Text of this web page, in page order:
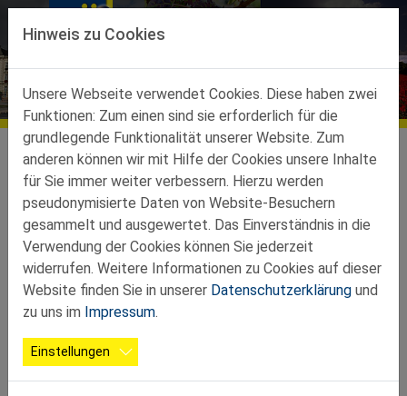
Direkt zur Hauptnavigation springen
Direkt zum Inhalt springen
Bildergalerien
Ortsgruppen
Ortsgruppen Teilbez. Poysdorf Poysbrunn Galerie
Keine Alben gefunden.
Hinweis zu Cookies
Unsere Webseite verwendet Cookies. Diese haben zwei
Funktionen: Zum einen sind sie erforderlich für die
grundlegende Funktionalität unserer Website. Zum
anderen können wir mit Hilfe der Cookies unsere Inhalte
für Sie immer weiter verbessern. Hierzu werden
pseudonymisierte Daten von Website-Besuchern
gesammelt und ausgewertet. Das Einverständnis in die
Verwendung der Cookies können Sie jederzeit
widerrufen. Weitere Informationen zu Cookies auf dieser
Website finden Sie in unserer Datenschutzerklärung und
zu uns im Impressum.
Einstellungen